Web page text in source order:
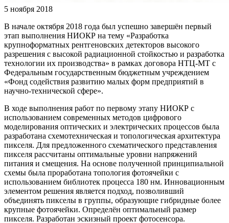
5 ноября 2018
В начале октября 2018 года был успешно завершён первый
этап выполнения НИОКР на тему «Разработка
крупноформатных рентгеновских детекторов высокого
разрешения с высокой радиационной стойкостью и разработка
технологии их производства» в рамках договора НТЦ-МТ с
Федеральным государственным бюджетным учреждением
«Фонд содействия развитию малых форм предприятий в
научно-технической сфере».
В ходе выполнения работ по первому этапу НИОКР с
использованием современных методов цифрового
моделирования оптических и электрических процессов была
разработана схемотехническая и топологическая архитектура
пикселя. Для предложенного схематического представления
пикселя рассчитаны оптимальные уровни напряжений
питания и смещения. На основе полученной принципиальной
схемы была проработана топология фотоячейки с
использованием библиотек процесса 180 нм. Инновационным
элементом решения является подход, позволивший
объединять пикселы в группы, образующие гибридные более
крупные фотоячейки. Определён оптимальный размер
пикселя. Разработан эскизный проект фотосенсора.